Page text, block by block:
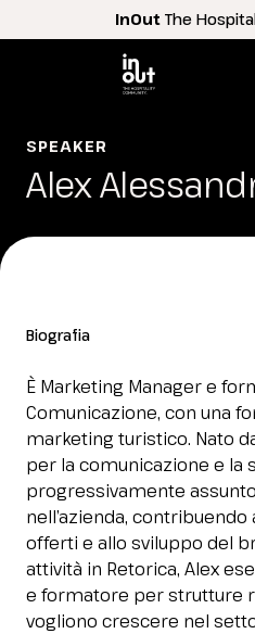
InOut The
Menù
Buyer
Media Room
Stai pianificando la tua
SPEAKER
Alex
Biografia
È Marketing Manager e
Comunicazione, con una
marketing turistico. Nato
per la comunicazione e la
progressivamente
nell’azienda, contribuendo
offerti e allo sviluppo del
attività in Retorica, Alex
e formatore per strutture
vogliono crescere nel